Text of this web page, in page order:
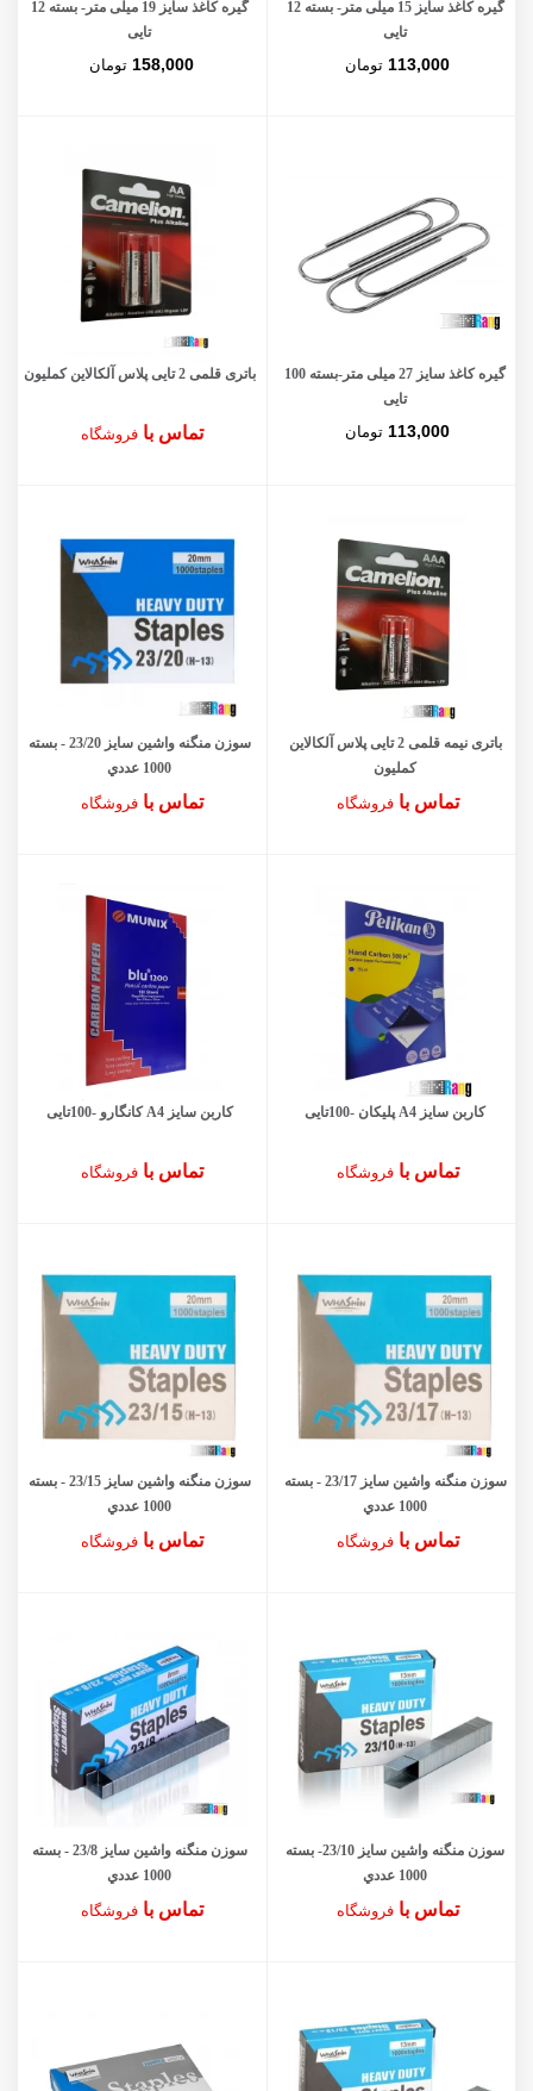
گیره کاغذ سایز 15 میلی متر- بسته 12
تایی
113,000 تومان
گیره کاغذ سایز 19 میلی متر- بسته 12
تایی
158,000 تومان
گیره کاغذ سایز 27 میلی متر-بسته 100
تایی
113,000 تومان
باتری قلمی 2 تایی پلاس آلکالاین کملیون
تماس بافروشگاه
باتری نیمه قلمی 2 تایی پلاس آلکالاین
کملیون
تماس بافروشگاه
سوزن منگنه واشین سايز 23/20 - بسته
1000 عددي
تماس بافروشگاه
کاربن سایز A4 پلیکان -100تایی
تماس بافروشگاه
کاربن سایز A4 کانگارو -100تایی
تماس بافروشگاه
سوزن منگنه واشین سايز 23/17 - بسته
1000 عددي
تماس بافروشگاه
سوزن منگنه واشین سايز 23/15 - بسته
1000 عددي
تماس بافروشگاه
سوزن منگنه واشین سايز 23/10- بسته
1000 عددي
تماس بافروشگاه
سوزن منگنه واشین سايز 23/8 - بسته
1000 عددي
تماس بافروشگاه